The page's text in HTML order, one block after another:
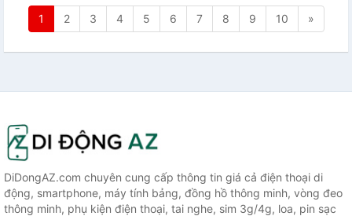
1 2 3 4 5 6 7 8 9 10 »
DiDongAZ.com chuyên cung cấp thông tin giá cả điện thoại di
động, smartphone, máy tính bảng, đồng hồ thông minh, vòng đeo
thông minh, phụ kiện điện thoại, tai nghe, sim 3g/4g, loa, pin sạc